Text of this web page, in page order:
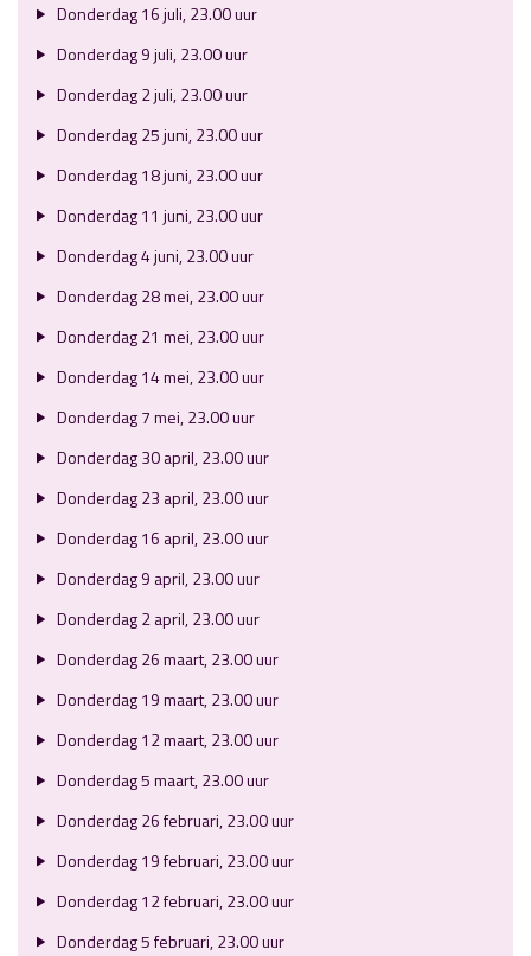
Donderdag 16 juli, 23.00 uur
Donderdag 9 juli, 23.00 uur
Donderdag 2 juli, 23.00 uur
Donderdag 25 juni, 23.00 uur
Donderdag 18 juni, 23.00 uur
Donderdag 11 juni, 23.00 uur
Donderdag 4 juni, 23.00 uur
Donderdag 28 mei, 23.00 uur
Donderdag 21 mei, 23.00 uur
Donderdag 14 mei, 23.00 uur
Donderdag 7 mei, 23.00 uur
Donderdag 30 april, 23.00 uur
Donderdag 23 april, 23.00 uur
Donderdag 16 april, 23.00 uur
Donderdag 9 april, 23.00 uur
Donderdag 2 april, 23.00 uur
Donderdag 26 maart, 23.00 uur
Donderdag 19 maart, 23.00 uur
Donderdag 12 maart, 23.00 uur
Donderdag 5 maart, 23.00 uur
Donderdag 26 februari, 23.00 uur
Donderdag 19 februari, 23.00 uur
Donderdag 12 februari, 23.00 uur
Donderdag 5 februari, 23.00 uur